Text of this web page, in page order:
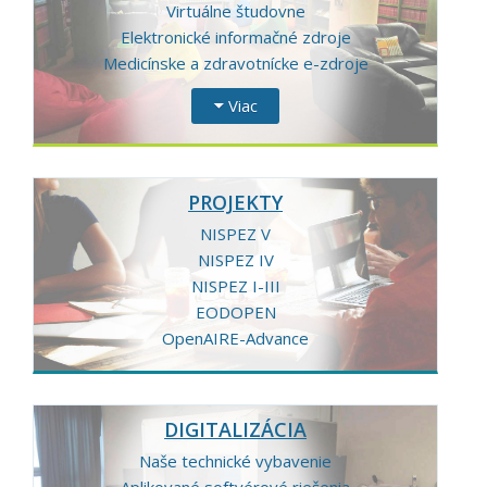
Virtuálne študovne
Elektronické informačné zdroje
Medicínske a zdravotnícke e-zdroje
Viac
PROJEKTY
NISPEZ V
NISPEZ IV
NISPEZ I-III
EODOPEN
OpenAIRE-Advance
DIGITALIZÁCIA
Naše technické vybavenie